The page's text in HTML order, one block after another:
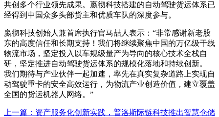
共创多个行业领先成果。嬴彻科技搭建的自动驾驶货运体系已
经得到中国众多头部货主和优质车队的深度参与。
嬴彻科技创始人兼首席执行官马喆人表示：“非常感谢新老股
东的高度信任和长期支持！我们将继续聚焦中国的万亿级干线
物流市场，坚定投入以车规级量产为导向的核心技术全栈自
研，坚定推进自动驾驶货运体系的规模化落地和持续创新。
我们期待与产业伙伴一起加速，率先在真实复杂道路上实现自
动驾驶重卡的安全高效运行，为物流产业创造价值，建立覆盖
全国的货运机器人网络。”
上一篇： 资产服务化创新实践，普洛斯际链科技推出智慧仓储